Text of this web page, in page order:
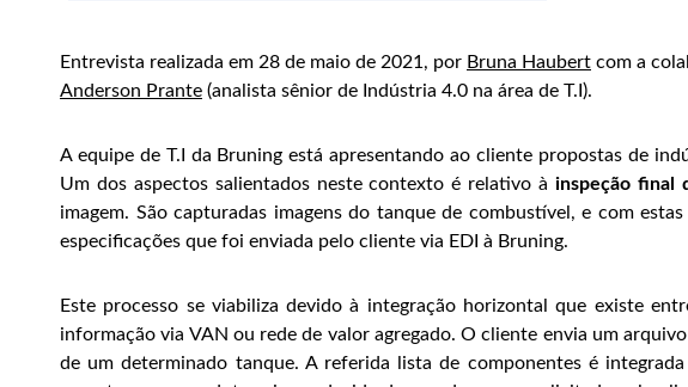
Entrevista realizada em 28 de maio de 2021, por Bruna Haubert com a
Anderson Prante (analista sênior de Indústria 4.0 na área de T.I).
A equipe de T.I da Bruning está apresentando ao cliente propostas de
Um dos aspectos salientados neste contexto é relativo à inspeção final
imagem. São capturadas imagens do tanque de combustível, e com
especificações que foi enviada pelo cliente via EDI à Bruning.
Este processo se viabiliza devido à integração horizontal que existe
informação via VAN ou rede de valor agregado. O cliente envia um
de um determinado tanque. A referida lista de componentes é